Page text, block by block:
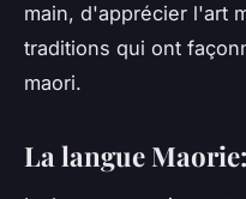
main, d'apprécier l'art
traditions qui ont
maori.
La langue